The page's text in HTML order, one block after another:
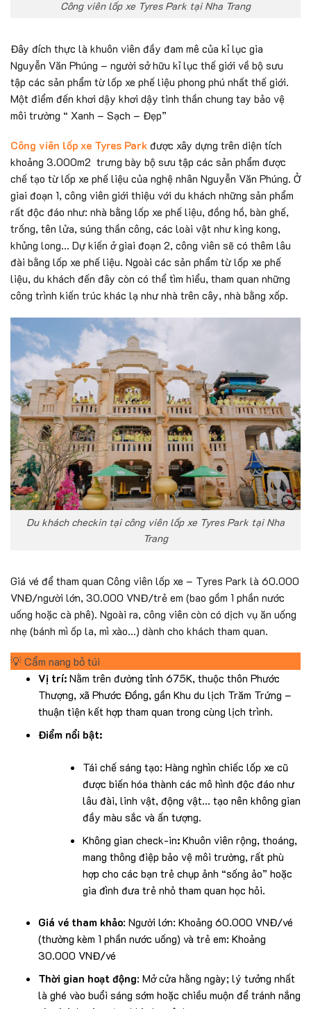
Công viên lốp xe Tyres Park tại Nha Trang
Đây đích thực là khuôn viên đầy đam mê của kỉ lục gia
Nguyễn Văn Phúng – người sở hữu kỉ lục thế giới về bộ sưu
tập các sản phẩm từ lốp xe phế liệu phong phú nhất thế giới.
Một điểm đến khơi dậy khơi dậy tinh thần chung tay bảo vệ
môi trường “ Xanh – Sạch – Đẹp”
Công viên lốp xe Tyres Park được xây dựng trên diện tích
khoảng 3.000m2 trưng bày bộ sưu tập các sản phẩm được
chế tạo từ lốp xe phế liệu của nghệ nhân Nguyễn Văn Phúng. Ở
giai đoạn 1, công viên giới thiệu với du khách những sản phẩm
rất độc đáo như: nhà bằng lốp xe phế liệu, đồng hồ, bàn ghế,
trống, tên lửa, súng thần công, các loài vật như king kong,
khủng long… Dự kiến ở giai đoạn 2, công viên sẽ có thêm lâu
đài bằng lốp xe phế liệu. Ngoài các sản phẩm từ lốp xe phế
liệu, du khách đến đây còn có thể tìm hiểu, tham quan những
công trình kiến trúc khác lạ như nhà trên cây, nhà bằng xốp.
Du khách checkin tại công viên lốp xe Tyres Park tại Nha
Trang
Giá vé để tham quan Công viên lốp xe – Tyres Park là 60.000
VNĐ/người lớn, 30.000 VNĐ/trẻ em (bao gồm 1 phần nước
uống hoặc cà phê). Ngoài ra, công viên còn có dịch vụ ăn uống
nhẹ (bánh mì ốp la, mì xào…) dành cho khách tham quan.
💡Cẩm nang bỏ túi
Vị trí:Nằm trên đường tỉnh 675K, thuộc thôn Phước
Thượng, xã Phước Đồng, gần Khu du lịch Trăm Trứng –
thuận tiện kết hợp tham quan trong cùng lịch trình.
Điểm nổi bật:
Tái chế sáng tạo: Hàng nghìn chiếc lốp xe cũ
được biến hóa thành các mô hình độc đáo như
lâu đài, linh vật, động vật… tạo nên không gian
đầy màu sắc và ấn tượng.
Không gian check-in: Khuôn viên rộng, thoáng,
mang thông điệp bảo vệ môi trường, rất phù
hợp cho các bạn trẻ chụp ảnh “sống ảo” hoặc
gia đình đưa trẻ nhỏ tham quan học hỏi.
Giá vé tham khảo: Người lớn: Khoảng 60.000 VNĐ/vé
(thường kèm 1 phần nước uống) và trẻ em: Khoảng
30.000 VNĐ/vé
Thời gian hoạt động: Mở cửa hằng ngày; lý tưởng nhất
là ghé vào buổi sáng sớm hoặc chiều muộn để tránh nắng